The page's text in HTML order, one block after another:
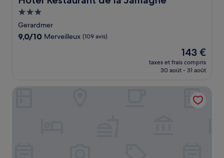
Hébergement
3.0 étoiles
Gerardmer
9.0
9,0/10 Merveilleux (109 avis)
Le
nouveau
prix
de
143 €
143 €
taxes et frais compris
30 août - 31 août